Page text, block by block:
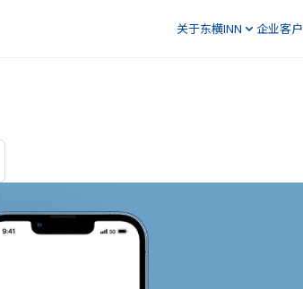
关于东横INN 企业客户